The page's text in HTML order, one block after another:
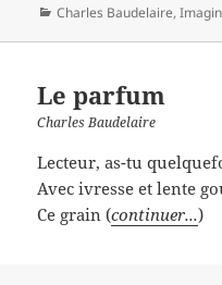
Catégories
Charles Baudelaire,
Le parfum
Charles Baudelaire
Lecteur, as-tu
Avec ivresse et lente
Ce grain (continuer...)